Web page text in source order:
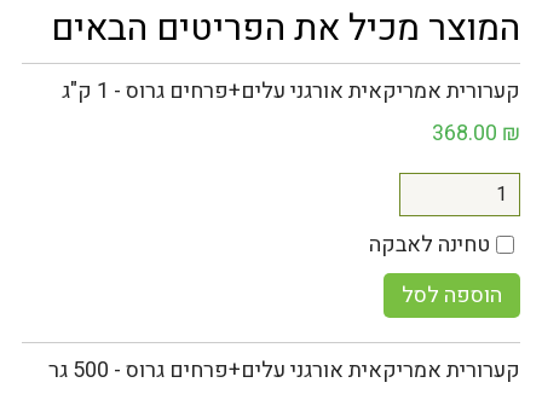
המוצר מכיל את הפריטים הבאים
קערורית אמריקאית אורגני עלים+פרחים גרוס - 1 ק"ג
368.00 ₪
טחינה לאבקה
הוספה לסל
קערורית אמריקאית אורגני עלים+פרחים גרוס - 500 גר